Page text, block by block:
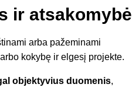
ir atsakomybė
arba pažeminami
kokybę ir elgesį projekte.
objektyvius duomenis,